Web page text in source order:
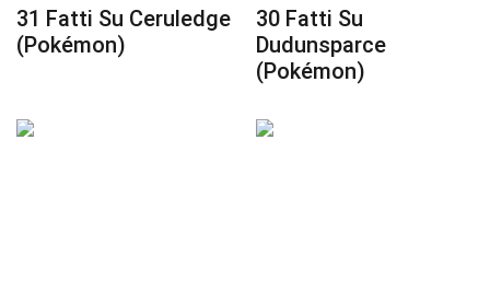
31 Fatti Su Ceruledge
(Pokémon)
30 Fatti Su
Dudunsparce
(Pokémon)